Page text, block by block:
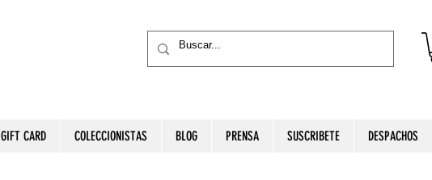
GIFT CARD COLECCIONISTAS BLOG PRENSA SUSCRIBETE DESPACHOS